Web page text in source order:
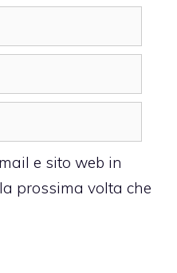
e sito web in
prossima volta che